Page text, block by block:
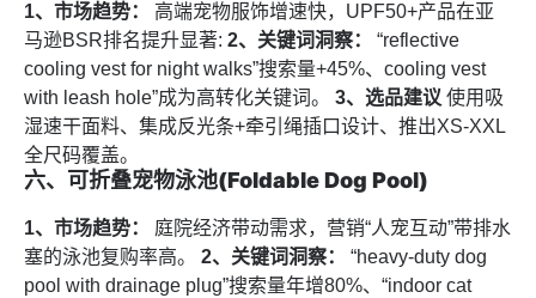
1、市场趋势：
高端宠物服饰增速快，UPF50+产品在亚
马逊BSR排名提升显著: 2、关键词洞察：
“reflective
cooling vest for night walks”搜索量+45%、cooling vest
with leash hole”成为高转化关键词。 3、选品建议 使用吸
湿速干面料、集成反光条+牵引绳插口设计、推出XS-XXL
全尺码覆盖。
六、可折叠宠物泳池(Foldable Dog Pool)
1、市场趋势：
庭院经济带动需求，营销“人宠互动”带排水
塞的泳池复购率高。 2、关键词洞察：
“heavy-duty dog
pool with drainage plug”搜索量年增80%、“indoor cat